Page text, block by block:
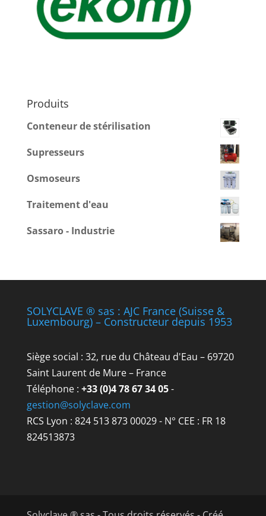
Produits
Conteneur de stérilisation
Supresseurs
Osmoseurs
Traitement d'eau
Sassaro - Industrie
SOLYCLAVE ® sas : AJC France (Suisse &
Luxembourg) – Constructeur depuis 1953
Siège social : 32, rue du Château d'Eau – 69720
Saint Laurent de Mure – France
Téléphone : +33 (0)4 78 67 34 05-
gestion@solyclave.com
RCS Lyon : 824 513 873 00029 - N° CEE : FR 18
824513873